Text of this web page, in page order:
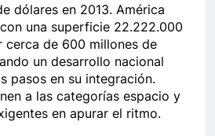
dólares en 2013. América
una superficie 22.222.000
cerca de 600 millones de
un desarrollo nacional
pasos en su integración.
a las categorías espacio y
en apurar el ritmo.